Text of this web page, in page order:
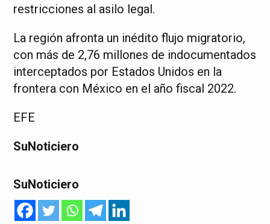
restricciones al asilo legal.
La región afronta un inédito flujo migratorio,
con más de 2,76 millones de indocumentados
interceptados por Estados Unidos en la
frontera con México en el año fiscal 2022.
EFE
SuNoticiero
SuNoticiero